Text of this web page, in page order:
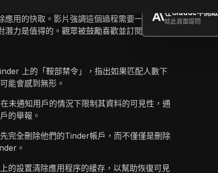
在Claude中開啟
就此頁面提問
步驟包括刪除你的 Tinder 帳號、卸載應用程
應用的快取。影片強調這個過程需要一些努
力是值得的。觀眾被鼓勵喜歡並訂閱以獲取
上的「鞍部禁令」，指出如果匹配人數下
能會感到無形。
未通知用戶的情況下限制其資料的可見性，通
的舉報。
完全刪除他們的Tinder帳戶，而不僅僅是刪除
。
的設置清除應用程序的緩存，以幫助恢復可見